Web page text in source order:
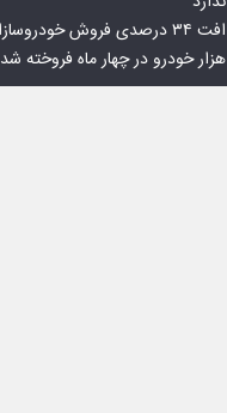
هزار خودرو در چهار ماه فروخته شد